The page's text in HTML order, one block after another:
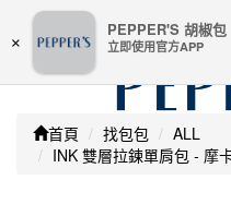
嚴防詐騙 | 本站未
卡號等私人資訊
Toggle
navigation
首頁 找包包
ALL
INK 雙層拉鍊單肩包 - 摩
×
PEPPER'S 胡椒包
立即使用官方APP